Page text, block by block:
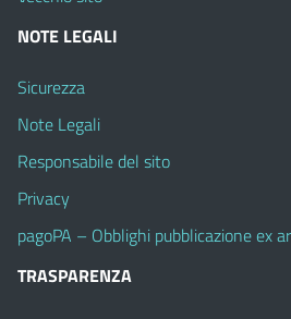
NOTE LEGALI
Sicurezza
Note Legali
Responsabile del sito
Privacy
pagoPA – Obblighi pubblicazione ex
TRASPARENZA